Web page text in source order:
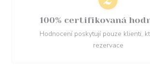
100% certifikovaná
Hodnocení poskytují pouze klienti,
rezervace